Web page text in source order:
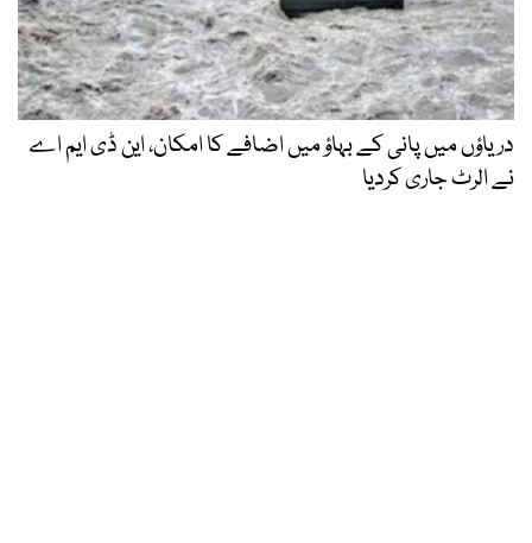
دریاؤں میں پانی کے بہاؤ میں اضافے کا امکان، این ڈی ایم اے
نے الرٹ جاری کردیا